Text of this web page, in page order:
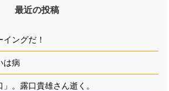
最近の投稿
ングだ！
は病
。露口貴雄さん逝く。